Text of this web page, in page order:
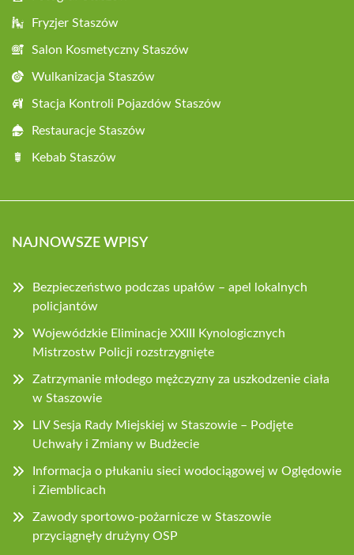
Fryzjer Staszów
Salon Kosmetyczny Staszów
Wulkanizacja Staszów
Stacja Kontroli Pojazdów Staszów
Restauracje Staszów
Kebab Staszów
NAJNOWSZE WPISY
Bezpieczeństwo podczas upałów – apel lokalnych
policjantów
Wojewódzkie Eliminacje XXIII Kynologicznych
Mistrzostw Policji rozstrzygnięte
Zatrzymanie młodego mężczyzny za uszkodzenie ciała
w Staszowie
LIV Sesja Rady Miejskiej w Staszowie – Podjęte
Uchwały i Zmiany w Budżecie
Informacja o płukaniu sieci wodociągowej w Oględowie
i Ziemblicach
Zawody sportowo-pożarnicze w Staszowie
przyciągnęły drużyny OSP